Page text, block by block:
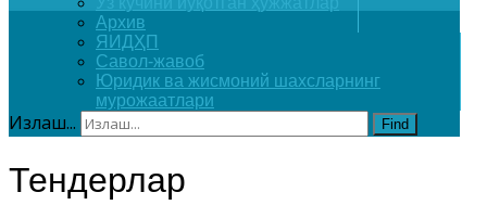
Архив
ЯИДҲП
Савол-жавоб
Юридик ва жисмоний шахсларнинг
мурожаатлари
Излаш... Find
Тендерлар